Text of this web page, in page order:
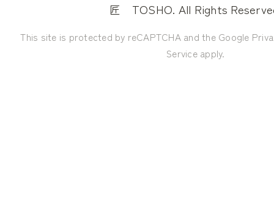
匠
TOSHO. All Rights
This site is protected by reCAPTCHA and the Google
Service apply.